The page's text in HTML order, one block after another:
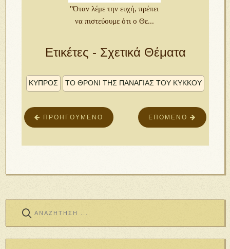
"Όταν λέμε την ευχή, πρέπει
να πιστεύουμε ότι ο Θε...
Ετικέτες - Σχετικά Θέματα
ΚΥΠΡΟΣ ΤΟ ΘΡΟΝΊ ΤΗΣ ΠΑΝΑΓΊΑΣ ΤΟΥ ΚΎΚΚΟΥ
ΕΠΌΜΕΝΟ
ΠΡΟΗΓΟΎΜΕΝΟ